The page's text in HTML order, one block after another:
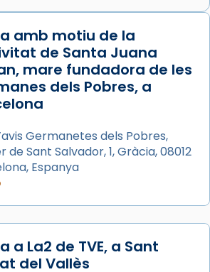
santes Juliana i
i màrtirs.
història de sant Cugat, a
Mitjana sorgeix la tradició
Juliana (“relatiu a Júlia”) i
a Semprònia =
seves. I l’any 1667, el
Roig, afirma en una obra
són filles de l’antiga Iluro.
les relíq
amb motiu de la
de Santa Juana
mare fundadora de les
dels Pobres, a
Germanetes dels Pobres,
de Sant Salvador, 1, Gràcia, 08012
Espanya
a La2 de TVE, a Sant
del Vallès